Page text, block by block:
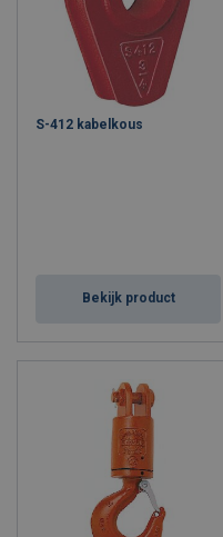
waaronder Mennens
assortiment aan
voor de meest veeleisende
compromisloze kwaliteit
S-412 kabelkous
Bekijk product